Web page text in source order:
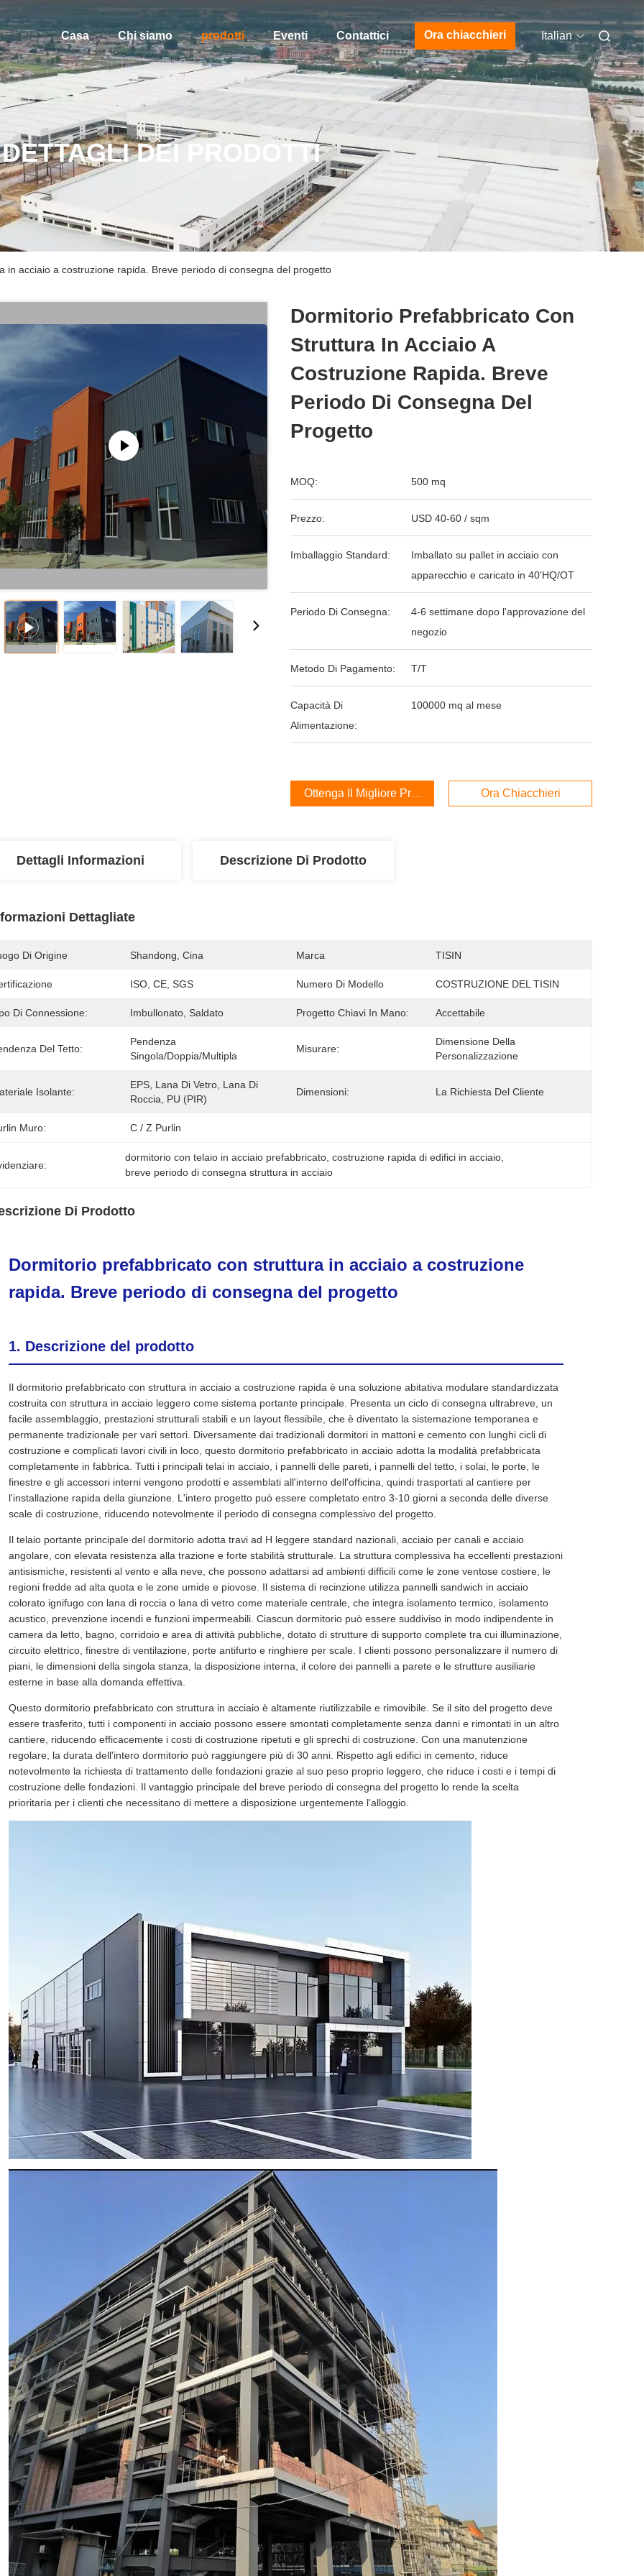
Casa Chi siamo prodotti Eventi Contattici Ora chiacchieri Italian
DETTAGLI DEI PRODOTTI
in acciaio a costruzione rapida. Breve periodo di consegna del progetto
Dormitorio Prefabbricato Con
Struttura In Acciaio A
Costruzione Rapida. Breve
Periodo Di Consegna Del
Progetto
MOQ: 500 mq
Prezzo: USD 40-60 / sqm
Imballaggio Standard:
Imballato su pallet in acciaio con
apparecchio e caricato in 40'HQ/OT
Periodo Di Consegna:
4-6 settimane dopo l'approvazione del
negozio
Metodo Di Pagamento: T/T
Capacità Di
Alimentazione:
100000 mq al mese
Ottenga Il Migliore Prezzo Ora Chiacchieri
Dettagli Informazioni Descrizione Di Prodotto
Dettagliate
Di Origine Shandong, Cina Marca TISIN
ISO, CE, SGS Numero Di Modello COSTRUZIONE DEL TISIN
Di Connessione: Imbullonato, Saldato Progetto Chiavi In Mano: Accettabile
Del Tetto:
Pendenza
Singola/doppia/multipla
Misurare:
Dimensione Della
Personalizzazione
Isolante:
EPS, Lana Di Vetro, Lana Di
Roccia, PU (PIR)
Dimensioni: La Richiesta Del Cliente
Muro: C / Z Purlin
dormitorio con telaio in acciaio prefabbricato , costruzione rapida di edifici in acciaio
breve periodo di consegna struttura in acciaio
Di Prodotto
Dormitorio prefabbricato con struttura in acciaio a costruzione
rapida. Breve periodo di consegna del progetto
1. Descrizione del prodotto
Il dormitorio prefabbricato con struttura in acciaio a costruzione rapida è una soluzione abitativa modulare standardizzata
costruita con struttura in acciaio leggero come sistema portante principale. Presenta un ciclo di consegna ultrabreve, un
facile assemblaggio, prestazioni strutturali stabili e un layout flessibile, che è diventato la sistemazione temporanea e
permanente tradizionale per vari settori. Diversamente dai tradizionali dormitori in mattoni e cemento con lunghi cicli di
costruzione e complicati lavori civili in loco, questo dormitorio prefabbricato in acciaio adotta la modalità prefabbricata
completamente in fabbrica. Tutti i principali telai in acciaio, i pannelli delle pareti, i pannelli del tetto, i solai, le porte, le
finestre e gli accessori interni vengono prodotti e assemblati all'interno dell'officina, quindi trasportati al cantiere per
l'installazione rapida della giunzione. L'intero progetto può essere completato entro 3-10 giorni a seconda delle diverse
scale di costruzione, riducendo notevolmente il periodo di consegna complessivo del progetto.
Il telaio portante principale del dormitorio adotta travi ad H leggere standard nazionali, acciaio per canali e acciaio
angolare, con elevata resistenza alla trazione e forte stabilità strutturale. La struttura complessiva ha eccellenti prestazioni
antisismiche, resistenti al vento e alla neve, che possono adattarsi ad ambienti difficili come le zone ventose costiere, le
regioni fredde ad alta quota e le zone umide e piovose. Il sistema di recinzione utilizza pannelli sandwich in acciaio
colorato ignifugo con lana di roccia o lana di vetro come materiale centrale, che integra isolamento termico, isolamento
acustico, prevenzione incendi e funzioni impermeabili. Ciascun dormitorio può essere suddiviso in modo indipendente in
camera da letto, bagno, corridoio e area di attività pubbliche, dotato di strutture di supporto complete tra cui illuminazione,
circuito elettrico, finestre di ventilazione, porte antifurto e ringhiere per scale. I clienti possono personalizzare il numero di
piani, le dimensioni della singola stanza, la disposizione interna, il colore dei pannelli a parete e le strutture ausiliarie
esterne in base alla domanda effettiva.
Questo dormitorio prefabbricato con struttura in acciaio è altamente riutilizzabile e rimovibile. Se il sito del progetto deve
essere trasferito, tutti i componenti in acciaio possono essere smontati completamente senza danni e rimontati in un altro
cantiere, riducendo efficacemente i costi di costruzione ripetuti e gli sprechi di costruzione. Con una manutenzione
regolare, la durata dell'intero dormitorio può raggiungere più di 30 anni. Rispetto agli edifici in cemento, riduce
notevolmente la richiesta di trattamento delle fondazioni grazie al suo peso proprio leggero, che riduce i costi e i tempi di
costruzione delle fondazioni. Il vantaggio principale del breve periodo di consegna del progetto lo rende la scelta
prioritaria per i clienti che necessitano di mettere a disposizione urgentemente l'alloggio.